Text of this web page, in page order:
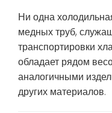
Ни одна
медных труб,
транспортировки
обладает рядом
аналогичными
других материалов.